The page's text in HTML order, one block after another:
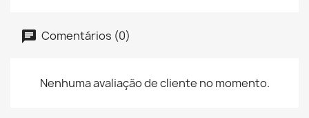
Comentários (0)
Nenhuma avaliação de cliente no momento.